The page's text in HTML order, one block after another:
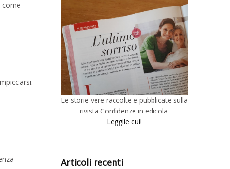
come
Le storie vere raccolte e pubblicate sulla
rivista Confidenze in edicola.
Leggile qui!
Articoli recenti